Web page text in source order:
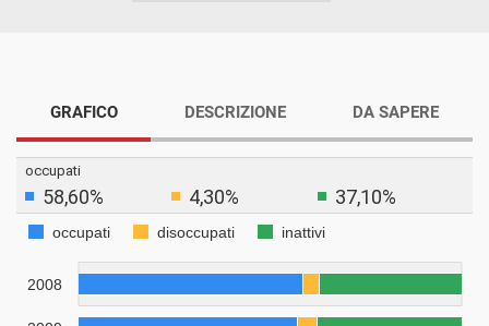
GRAFICO DESCRIZIONE DA SAPERE